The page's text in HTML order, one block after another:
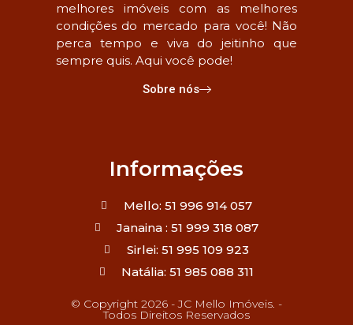
melhores imóveis com as melhores
condições do mercado para você! Não
perca tempo e viva do jeitinho que
sempre quis. Aqui você pode!
Sobre nós
Informações
Mello: 51 996 914 057
Janaina : 51 999 318 087
Sirlei: 51 995 109 923
Natália: 51 985 088 311
© Copyright 2026 - JC Mello Imóveis. -
Todos Direitos Reservados